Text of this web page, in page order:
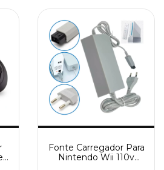
Fonte Carregador Para
Nintendo Wii 110v